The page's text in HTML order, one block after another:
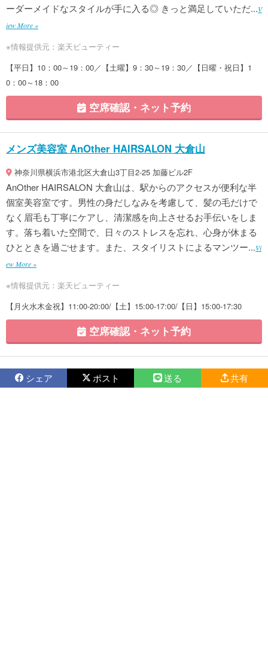
ーダーメイドなスタイルが手に入る◎ きっと満足していただ...V
iew More »
※情報提供元：楽天ビューティー
【平日】10：00～19：00／【土曜】9：30～19：30／【日曜・祝日】1
0：00～18：00
空席確認・ネット予約
メンズ美容室 AnOther HAIRSALON 大倉山
神奈川県横浜市港北区大倉山3丁目2-25 加藤ビル2F
AnOther HAIRSALON 大倉山は、駅からのアクセスが便利な半
個室美容室です。男性の身だしなみを考慮して、髪の毛だけで
なく眉毛も丁寧にケアし、清潔感を向上させるお手伝いをしま
す。落ち着いた空間で、日々のストレスを忘れ、心身が休まる
ひとときを過ごせます。また、スタイリストによるマンツー...Vi
ew More »
※情報提供元：楽天ビューティー
【月火水木金祝】11:00-20:00/【土】15:00-17:00/【日】15:00-17:30
空席確認・ネット予約
シェア ポスト 送る 共有